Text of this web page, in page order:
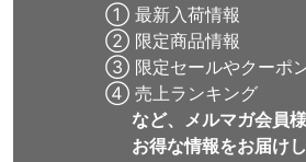
① 最新入荷情報
② 限定商品情報
③ 限定セールやクーポ
④ 売上ランキング
など、メルマガ会員
お得な情報をお届け